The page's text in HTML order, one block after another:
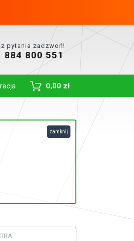
pytania zadzwoń!
884 800 551
0,00 zł
zamknij